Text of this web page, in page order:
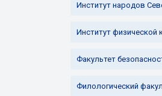
Институт народов
Институт физической
Факультет
Филологический